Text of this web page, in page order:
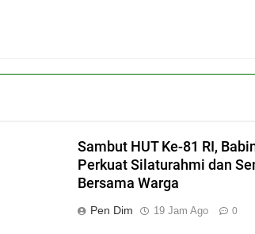
Sambut HUT Ke-81 RI,
Perkuat Silaturahmi dan
Bersama Warga
Pen Dim 19 Jam Ago 0